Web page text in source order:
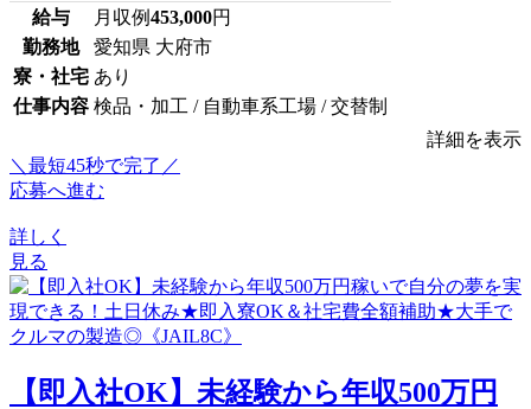
給与 月収例453,000円
勤務地
愛知県 大府市
寮・社宅 あり
仕事内容 検品・加工 / 自動車系工場 / 交替制
詳細を表示
＼最短45秒で完了／
応募へ進む
詳しく
見る
【即入社OK】未経験から年収500万円